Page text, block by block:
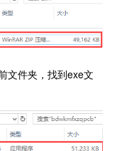
文件夹，找到exe文